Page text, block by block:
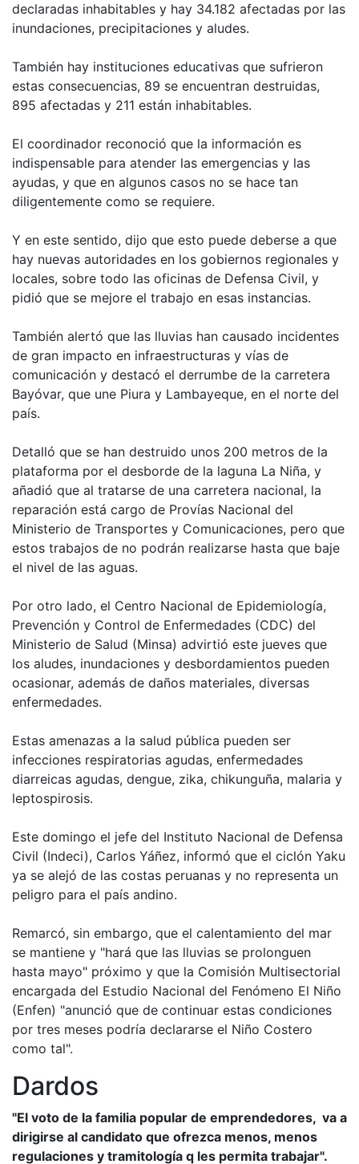
declaradas inhabitables y hay 34.182 afectadas por las
inundaciones, precipitaciones y aludes.
También hay instituciones educativas que sufrieron
estas consecuencias, 89 se encuentran destruidas,
895 afectadas y 211 están inhabitables.
El coordinador reconoció que la información es
indispensable para atender las emergencias y las
ayudas, y que en algunos casos no se hace tan
diligentemente como se requiere.
Y en este sentido, dijo que esto puede deberse a que
hay nuevas autoridades en los gobiernos regionales y
locales, sobre todo las oficinas de Defensa Civil, y
pidió que se mejore el trabajo en esas instancias.
También alertó que las lluvias han causado incidentes
de gran impacto en infraestructuras y vías de
comunicación y destacó el derrumbe de la carretera
Bayóvar, que une Piura y Lambayeque, en el norte del
país.
Detalló que se han destruido unos 200 metros de la
plataforma por el desborde de la laguna La Niña, y
añadió que al tratarse de una carretera nacional, la
reparación está cargo de Provías Nacional del
Ministerio de Transportes y Comunicaciones, pero que
estos trabajos de no podrán realizarse hasta que baje
el nivel de las aguas.
Por otro lado, el Centro Nacional de Epidemiología,
Prevención y Control de Enfermedades (CDC) del
Ministerio de Salud (Minsa) advirtió este jueves que
los aludes, inundaciones y desbordamientos pueden
ocasionar, además de daños materiales, diversas
enfermedades.
Estas amenazas a la salud pública pueden ser
infecciones respiratorias agudas, enfermedades
diarreicas agudas, dengue, zika, chikunguña, malaria y
leptospirosis.
Este domingo el jefe del Instituto Nacional de Defensa
Civil (Indeci), Carlos Yáñez, informó que el ciclón Yaku
ya se alejó de las costas peruanas y no representa un
peligro para el país andino.
Remarcó, sin embargo, que el calentamiento del mar
se mantiene y "hará que las lluvias se prolonguen
hasta mayo" próximo y que la Comisión Multisectorial
encargada del Estudio Nacional del Fenómeno El Niño
(Enfen) "anunció que de continuar estas condiciones
por tres meses podría declararse el Niño Costero
como tal".
Dardos
"El voto de la familia popular de emprendedores, va a
dirigirse al candidato que ofrezca menos, menos
regulaciones y tramitología q les permita trabajar".